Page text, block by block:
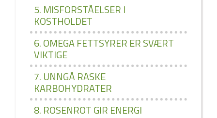
5. MISFORSTÅELSER I
KOSTHOLDET
6. OMEGA FETTSYRER ER SVÆRT
VIKTIGE
7. UNNGÅ RASKE
KARBOHYDRATER
8. ROSENROT GIR ENERGI